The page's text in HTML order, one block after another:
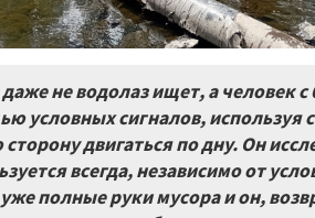
не водолаз ищет, а человек
условных сигналов, используя
двигаться по дну. Он
всегда, независимо от
уже полные руки мусора и он,